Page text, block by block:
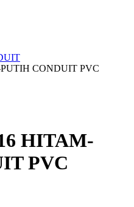
CONDUIT PVC
HITAM-
PVC